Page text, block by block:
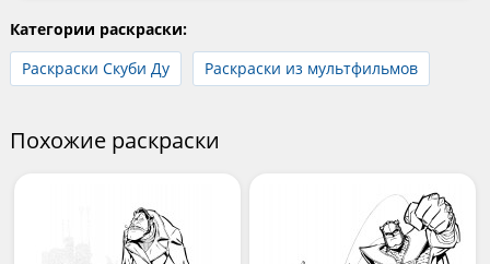
Категории раскраски:
Раскраски Скуби Ду
Раскраски из мультфильмов
Похожие раскраски